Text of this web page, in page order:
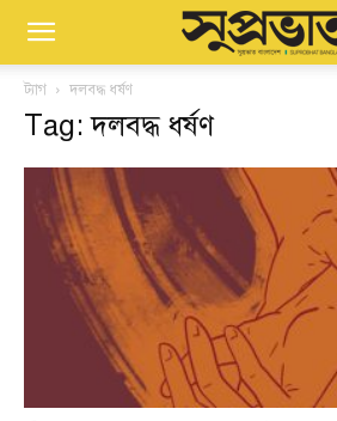
ট্যাগ দলবদ্ধ ধর্ষণ
Tag: দলবদ্ধ ধর্ষণ